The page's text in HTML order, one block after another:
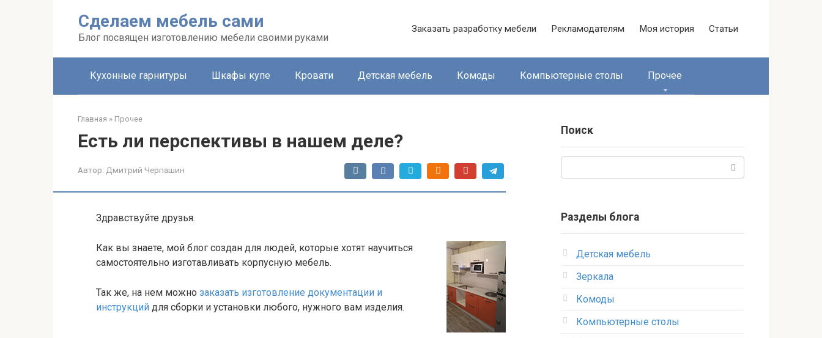
Сделаем мебель сами
Блог посвящен изготовлению мебели своими руками
Заказать разработку мебели Рекламодателям Моя история Статьи
Кухонные гарнитуры Шкафы купе Кровати Детская мебель Комоды Компьютерные столы Прочее
Главная » Прочее
Есть ли перспективы в нашем деле?
Автор: Дмитрий Черпашин
Здравствуйте друзья.
Как вы знаете, мой блог создан для людей, которые хотят научиться
самостоятельно изготавливать корпусную мебель.
Так же, на нем можно заказать изготовление документации и
инструкций для сборки и установки любого, нужного вам изделия.
Поиск
Разделы блога
Детская мебель
Зеркала
Комоды
Компьютерные столы